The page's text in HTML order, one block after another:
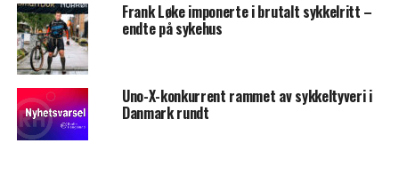
Frank Løke imponerte i brutalt sykkelritt –
endte på sykehus
Uno-X-konkurrent rammet av sykkeltyveri i
Danmark rundt